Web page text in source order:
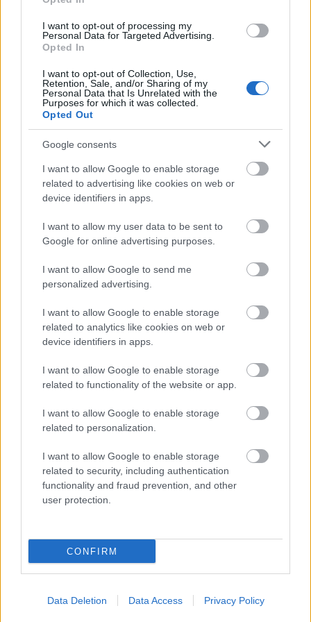
I want to opt-out of processing my
Personal Data for Targeted Advertising.
Opted In
I want to opt-out of Collection, Use,
Retention, Sale, and/or Sharing of my
Personal Data that Is Unrelated with the
Purposes for which it was collected.
Opted Out
Google consents
I want to allow Google to enable storage
related to advertising like cookies on web or
device identifiers in apps.
I want to allow my user data to be sent to
Google for online advertising purposes.
I want to allow Google to send me
personalized advertising.
I want to allow Google to enable storage
related to analytics like cookies on web or
device identifiers in apps.
I want to allow Google to enable storage
related to functionality of the website or app.
I want to allow Google to enable storage
related to personalization.
I want to allow Google to enable storage
related to security, including authentication
functionality and fraud prevention, and other
user protection.
CONFIRM
Data Deletion Data Access Privacy Policy
Vad har du för mål den här säsongen?
– Först och främst vill jag kunna prestera på min
topp. Det är ändå det som ligger högst upp,
utifrån mig själv och kunna få ut det mesta jag
kan. Det är ju ett OS den här säsongen och det
kittlar lite extra att kunna tänka på att det
finns någon liten procents möjlighet att ta sig
dit. Det kittlar men det är extremt tufft också i
damlaget just nu. Det är jag medveten om.
I Gällivare är 10 km klassiskt den viktigaste
distansen enligt Sofia. För den distans hon tror
att hon har störst chans att bli uttagen till i OS ,
är femmilen i klassisk stil.
– Tio klassiskt blir ju extremt viktigt för mig. På
OS, om det är någonting jag tror att jag skulle
kunna bli uttagen till så är det en femmil i
klassiskt, säger hon avslutningsvis.
Tävlingarna går att se på streamingtjänsten SC
Play som ingår i medlemskapet på Langd.se.
MEDLEM HÄR
Olos/Muonio.
Prenumerera på vårt nyhetsbrev